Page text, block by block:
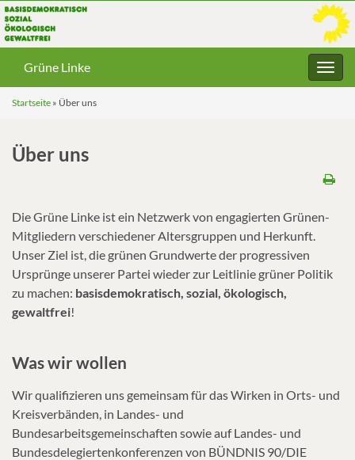
Grüne Linke
Startseite » Über uns
Über uns
Die Grüne Linke ist ein Netzwerk von engagierten Grünen-
Mitgliedern verschiedener Altersgruppen und Herkunft.
Unser Ziel ist, die grünen Grundwerte der progressiven
Ursprünge unserer Partei wieder zur Leitlinie grüner Politik
zu machen: basisdemokratisch, sozial, ökologisch,
gewaltfrei!
Was wir wollen
Wir qualifizieren uns gemeinsam für das Wirken in Orts- und
Kreisverbänden, in Landes- und
Bundesarbeitsgemeinschaften sowie auf Landes- und
Bundesdelegiertenkonferenzen von BÜNDNIS 90/DIE